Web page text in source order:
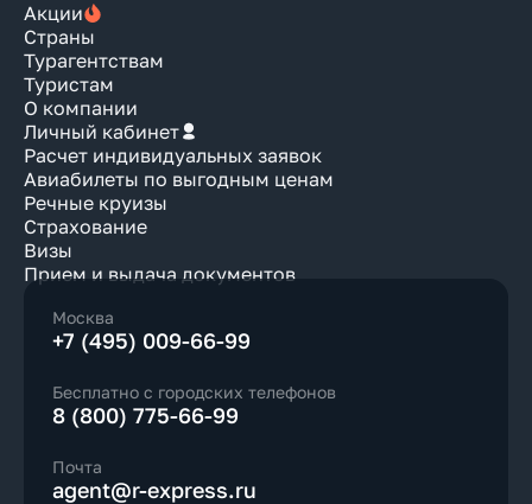
Акции
Страны
Турагентствам
Туристам
О компании
Личный кабинет
Расчет индивидуальных заявок
Авиабилеты по выгодным ценам
Речные круизы
Страхование
Визы
Прием и выдача документов
Москва
+7 (495) 009-66-99
Бесплатно с городских телефонов
8 (800) 775-66-99
Почта
agent@r-express.ru